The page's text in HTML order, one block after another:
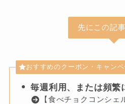
先にこの記
おすすめのクーポン・キャンペ
毎週利用、または頻繁
【食べチョクコンシェ